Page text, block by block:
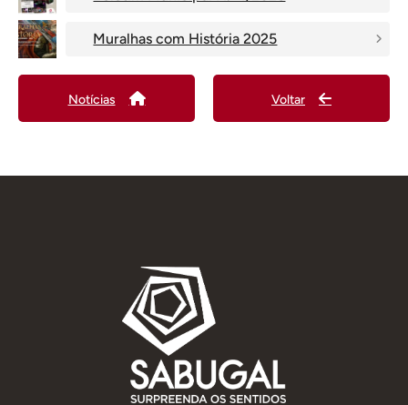
Muralhas com História 2025
Notícias Voltar